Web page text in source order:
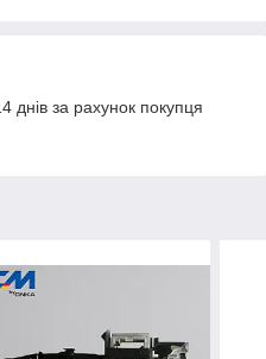
днів за рахунок покупця